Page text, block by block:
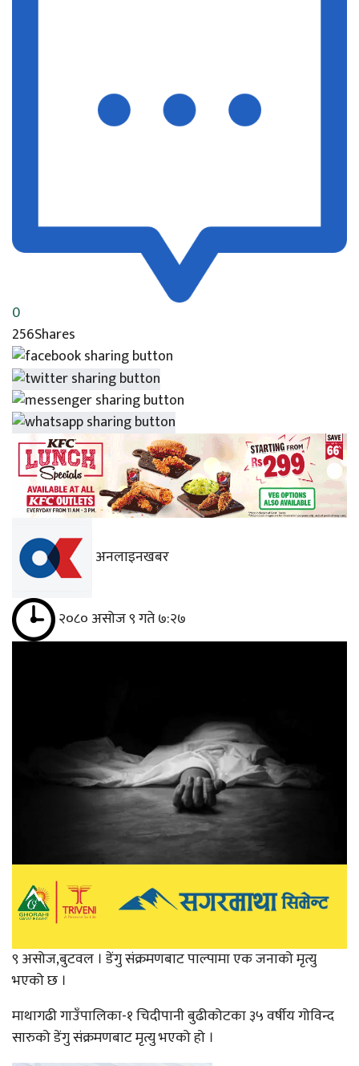
0
256Shares
अनलाइनखबर
२०८० असोज ९ गते ७:२७
९ असोज,बुटवल । डेंगु संक्रमणबाट पाल्पामा एक जनाको मृत्यु
भएको छ ।
माथागढी गाउँपालिका-१ चिदीपानी बुढीकोटका ३५ वर्षीय गोविन्द
सारुको डेंगु संक्रमणबाट मृत्यु भएको हो ।